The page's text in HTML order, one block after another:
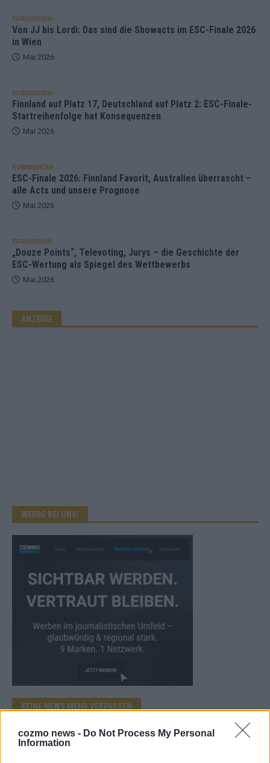
cozmo news - Do Not Process My Personal
Information
EUROVISION
Von JJ bis Lordi: Das sind die Showacts im ESC-Finale 2026
in Wien
Mai 2026
EUROVISION
Finnland auf Platz 17, Deutschland auf Platz 2: ESC-Finale-
Startreihenfolge hat Konsequenzen
Mai 2026
KOMMENTAR
ESC-Finale 2026: Finnland Favorit, Australien überrascht –
alle Acts und unsere Prognose
Mai 2026
EUROVISION
„Douze Points“, Televoting, Jurys – die Geschichte der
ESC-Wertung als Spiegel des Wettbewerbs
Mai 2026
ANZEIGE
WERBE BEI UNS!
KEINE NEWS MEHR VERPASSEN